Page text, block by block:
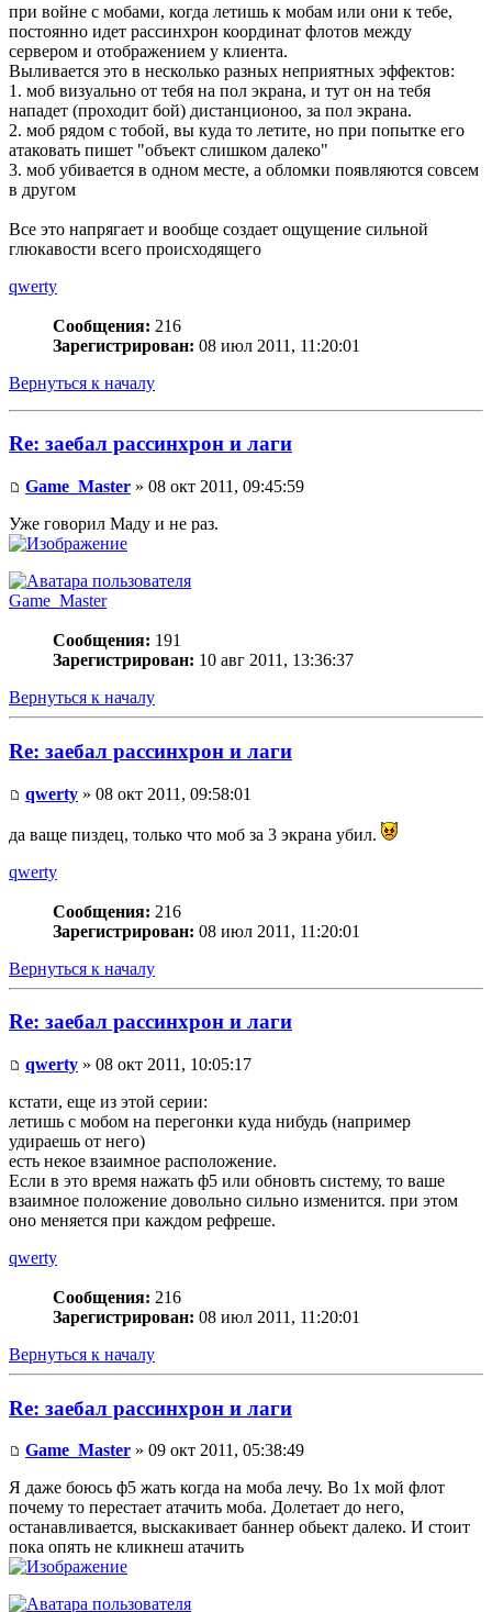
при войне с мобами, когда летишь к мобам или они к тебе,
постоянно идет рассинхрон координат флотов между
сервером и отображением у клиента.
Выливается это в несколько разных неприятных эффектов:
1. моб визуально от тебя на пол экрана, и тут он на тебя
нападет (проходит бой) дистанционоо, за пол экрана.
2. моб рядом с тобой, вы куда то летите, но при попытке его
атаковать пишет "объект слишком далеко"
3. моб убивается в одном месте, а обломки появляются совсем
в другом
Все это напрягает и вообще создает ощущение сильной
глюкавости всего происходящего
qwerty
Сообщения: 216
Зарегистрирован: 08 июл 2011, 11:20:01
Вернуться к началу
Re: заебал рассинхрон и лаги
Game_Master » 08 окт 2011, 09:45:59
Уже говорил Маду и не раз.
Game_Master
Сообщения: 191
Зарегистрирован: 10 авг 2011, 13:36:37
Вернуться к началу
Re: заебал рассинхрон и лаги
qwerty » 08 окт 2011, 09:58:01
да ваще пиздец, только что моб за 3 экрана убил.
qwerty
Сообщения: 216
Зарегистрирован: 08 июл 2011, 11:20:01
Вернуться к началу
Re: заебал рассинхрон и лаги
qwerty » 08 окт 2011, 10:05:17
кстати, еще из этой серии:
летишь с мобом на перегонки куда нибудь (например
удираешь от него)
есть некое взаимное расположение.
Если в это время нажать ф5 или обновть систему, то ваше
взаимное положение довольно сильно изменится. при этом
оно меняется при каждом рефреше.
qwerty
Сообщения: 216
Зарегистрирован: 08 июл 2011, 11:20:01
Вернуться к началу
Re: заебал рассинхрон и лаги
Game_Master » 09 окт 2011, 05:38:49
Я даже боюсь ф5 жать когда на моба лечу. Во 1х мой флот
почему то перестает атачить моба. Долетает до него,
останавливается, выскакивает баннер обьект далеко. И стоит
пока опять не кликнеш атачить